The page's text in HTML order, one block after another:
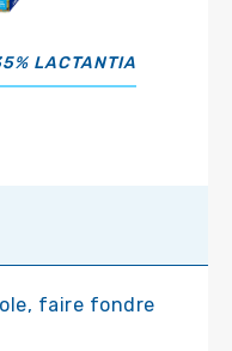
LACTANTIA
faire fondre